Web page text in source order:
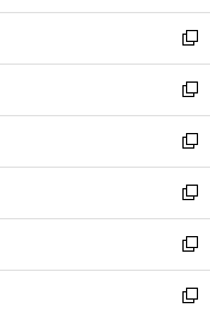
開
く
ウ
で
開
く
ン
ド
ウ
で
開
く
ウ
ィ
ン
ド
ウ
で
開
く
新
し
い
ウ
ィ
ン
ド
ウ
で
開
く
新
し
い
ウ
ィ
ン
ド
ウ
で
新
し
い
ウ
ィ
ン
ド
新
し
い
ウ
ィ
新
し
い
新